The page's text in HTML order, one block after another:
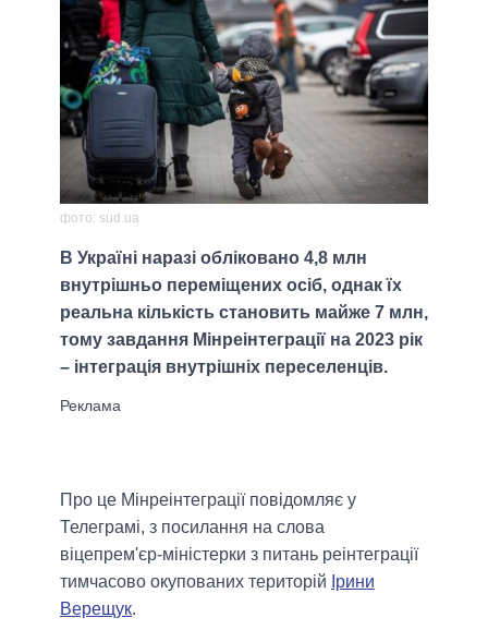
фото: sud.ua
В Україні наразі обліковано 4,8 млн
внутрішньо переміщених осіб, однак їх
реальна кількість становить майже 7 млн,
тому завдання Мінреінтеграції на 2023 рік
– інтеграція внутрішніх переселенців.
Про це Мінреінтеграції повідомляє у
Телеграмі, з посилання на слова
віцепрем'єр-міністерки з питань реінтеграції
тимчасово окупованих територій Ірини
Верещук.